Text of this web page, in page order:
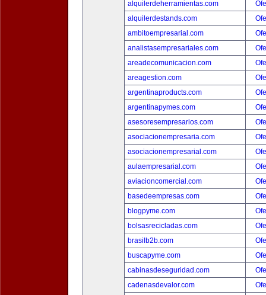
alquilerdeherramientas.com
alquilerdestands.com
ambitoempresarial.com
analistasempresariales.com
areadecomunicacion.com
areagestion.com
argentinaproducts.com
argentinapymes.com
asesoresempresarios.com
asociacionempresaria.com
asociacionempresarial.com
aulaempresarial.com
aviacioncomercial.com
basedeempresas.com
blogpyme.com
bolsasrecicladas.com
brasilb2b.com
buscapyme.com
cabinasdeseguridad.com
cadenasdevalor.com